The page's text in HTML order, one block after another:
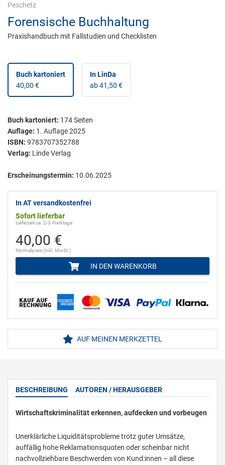
Peschetz
Forensische Buchhaltung
Praxishandbuch mit Fallstudien und Checklisten
Buch kartoniert
40,00 €
In LinDa
ab 41,50 €
Buch kartoniert: 174Seiten
Auflage: 1. Auflage 2025
ISBN: 9783707352788
Verlag: Linde Verlag
Erscheinungstermin: 10.06.2025
In AT versandkostenfrei
Sofort lieferbar
Lieferzeit ca. 2-3 Werktage
40,00 €
Normalpreis (inkl. MwSt.)
IN DEN WARENKORB
AUF MEINEN MERKZETTEL
BESCHREIBUNG AUTOREN / HERAUSGEBER
Wirtschaftskriminalität erkennen, aufdecken und vorbeugen
Unerklärliche Liquiditätsprobleme trotz guter Umsätze,
auffällig hohe Reklamationsquoten oder scheinbar nicht
nachvollziehbare Beschwerden von Kund:innen – all diese